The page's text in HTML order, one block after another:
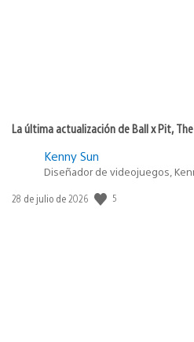
La última actualización de Ball x Pit,
Kenny Sun
Diseñador de videojuegos,
Fecha
28 de julio de 2026 5